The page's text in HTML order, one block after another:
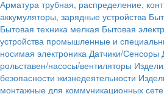
Арматура трубная, распределение,
аккумуляторы, зарядные устройства
Бытовая техника мелкая Бытовая
устройства промышленные и
носимая электроника Датчики/Сенсоры
рольставен/насосы/вентиляторы
безопасности жизнедеятельности
монтажные для коммуникационных